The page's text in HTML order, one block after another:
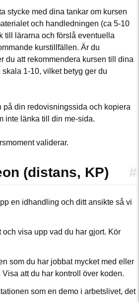
stycke med dina tankar om kursen
och handledningen (ca 5-10
till lärarna och förslå eventuella
kurstillfällen. Är du
du att rekommendera kursen till dina
1-10, vilket betyg ger du
på din redovisningssida och kopiera
inte länka till din me-sida.
validerar.
#
(distans, KP)
en idhandling och ditt ansikte så vi
och visa upp vad du har gjort. Kör
som du har jobbat mycket med eller
Visa att du har kontroll över koden.
som en demo i arbetslivet, det